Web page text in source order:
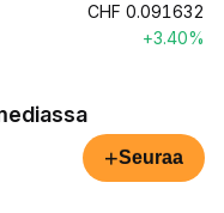
CHF 0.091632
+3.40%
+Seuraa